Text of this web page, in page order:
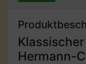
Hermann-